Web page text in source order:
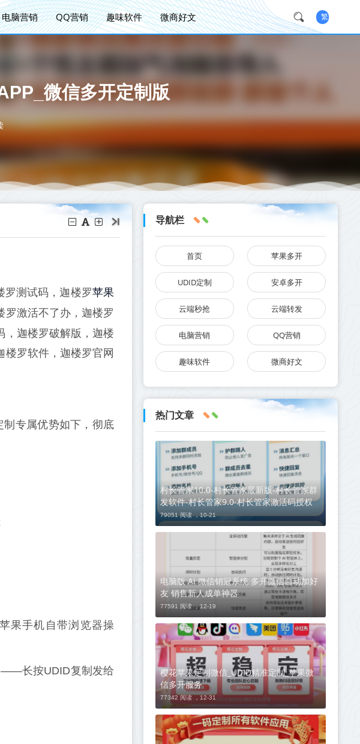
电脑营销 QQ营销 趣味软件 微商好文 繁
微信多开定制版
罗测试码，迦楼罗苹果
罗激活不了办，迦楼罗
，迦楼罗破解版，迦楼
罗软件，迦楼罗官网
专属优势如下，彻底
果手机自带浏览器操
长按UDID复制发给
导航栏
首页 苹果多开
UDID定制 安卓多开
云端秒抢 云端转发
电脑营销 QQ营销
趣味软件 微商好文
热门文章
村长管家10.0-村长管家最新版-村长管家群
发软件-村长管家9.0-村长管家激活码授权
79051 阅读 ，10-21
电脑版 Ai 微信销冠系统 多开微信自动加好
友 销售新人成单神器
77591 阅读 ，12-19
樱花苹果定制微信_UDID精准定制_苹果微
信多开服务
77342 阅读 ，12-31